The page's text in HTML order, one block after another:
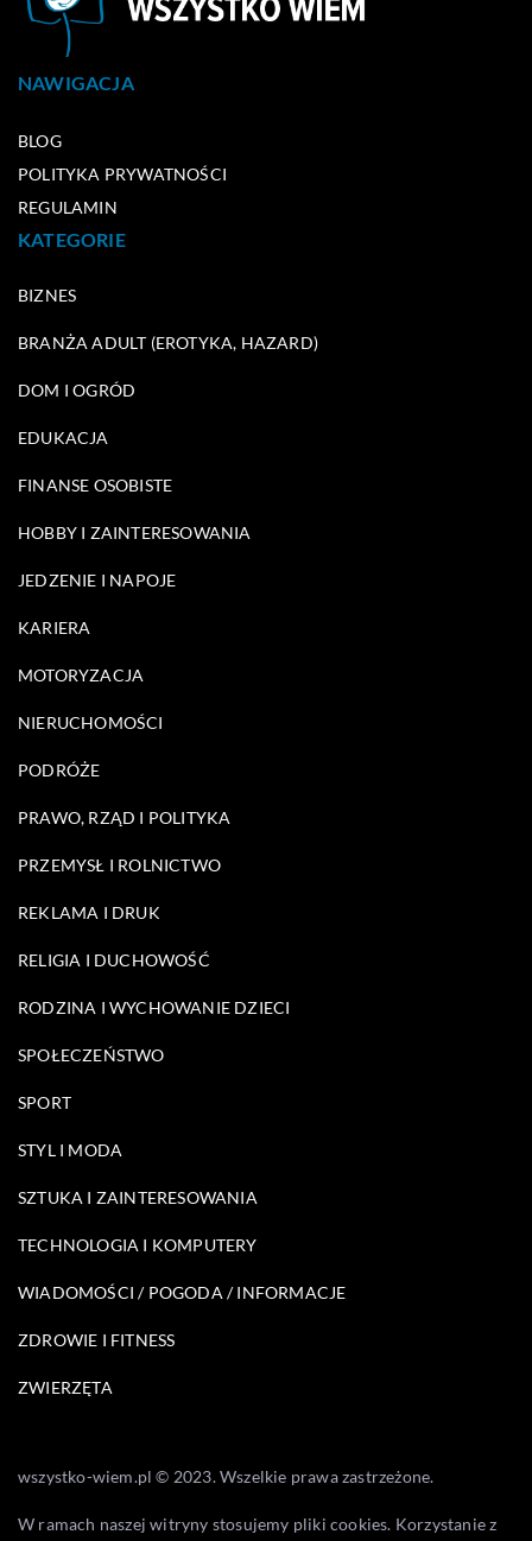
NAWIGACJA
BLOG
POLITYKA PRYWATNOŚCI
REGULAMIN
KATEGORIE
BIZNES
BRANŻA ADULT (EROTYKA, HAZARD)
DOM I OGRÓD
EDUKACJA
FINANSE OSOBISTE
HOBBY I ZAINTERESOWANIA
JEDZENIE I NAPOJE
KARIERA
MOTORYZACJA
NIERUCHOMOŚCI
PODRÓŻE
PRAWO, RZĄD I POLITYKA
PRZEMYSŁ I ROLNICTWO
REKLAMA I DRUK
RELIGIA I DUCHOWOŚĆ
RODZINA I WYCHOWANIE DZIECI
SPOŁECZEŃSTWO
SPORT
STYL I MODA
SZTUKA I ZAINTERESOWANIA
TECHNOLOGIA I KOMPUTERY
WIADOMOŚCI / POGODA / INFORMACJE
ZDROWIE I FITNESS
ZWIERZĘTA
wszystko-wiem.pl © 2023. Wszelkie prawa zastrzeżone.
W ramach naszej witryny stosujemy pliki cookies. Korzystanie z